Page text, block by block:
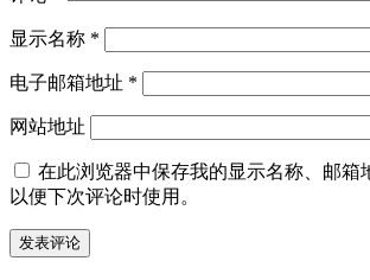
显示名称 *
电子邮箱地址 *
网站地址
在此浏览器中保存我的显示名称、邮箱
以便下次评论时使用。